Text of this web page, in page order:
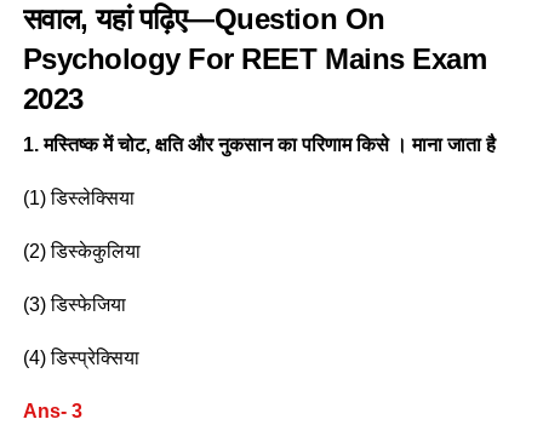
सवाल, यहां पढ़िए—Question On
Psychology For REET Mains Exam
2023
1. मस्तिष्क में चोट, क्षति और नुकसान का परिणाम किसे । माना जाता है
(1) डिस्लेक्सिया
(2) डिस्केकुलिया
(3) डिस्फेजिया
(4) डिस्प्रेक्सिया
Ans- 3